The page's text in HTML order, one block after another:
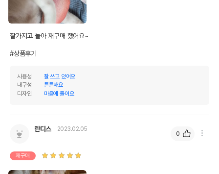
잘가지고 놀아 재구매 했어요~
#상품후기
사용성
잘 쓰고 있어요
내구성
튼튼해요
디자인
마음에 들어요
란디스 2023.02.05
재구매
0